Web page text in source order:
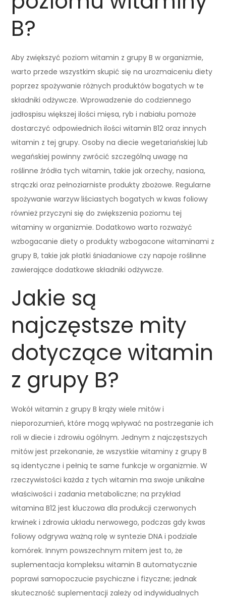
B?
Aby zwiększyć poziom witamin z grupy B w organizmie,
warto przede wszystkim skupić się na urozmaiceniu diety
poprzez spożywanie różnych produktów bogatych w te
składniki odżywcze. Wprowadzenie do codziennego
jadłospisu większej ilości mięsa, ryb i nabiału pomoże
dostarczyć odpowiednich ilości witamin B12 oraz innych
witamin z tej grupy. Osoby na diecie wegetariańskiej lub
wegańskiej powinny zwrócić szczególną uwagę na
roślinne źródła tych witamin, takie jak orzechy, nasiona,
strączki oraz pełnoziarniste produkty zbożowe. Regularne
spożywanie warzyw liściastych bogatych w kwas foliowy
również przyczyni się do zwiększenia poziomu tej
witaminy w organizmie. Dodatkowo warto rozważyć
wzbogacanie diety o produkty wzbogacone witaminami z
grupy B, takie jak płatki śniadaniowe czy napoje roślinne
zawierające dodatkowe składniki odżywcze.
Jakie są
najczęstsze mity
dotyczące witamin
z grupy B?
Wokół witamin z grupy B krąży wiele mitów i
nieporozumień, które mogą wpływać na postrzeganie ich
roli w diecie i zdrowiu ogólnym. Jednym z najczęstszych
mitów jest przekonanie, że wszystkie witaminy z grupy B
są identyczne i pełnią te same funkcje w organizmie. W
rzeczywistości każda z tych witamin ma swoje unikalne
właściwości i zadania metaboliczne; na przykład
witamina B12 jest kluczowa dla produkcji czerwonych
krwinek i zdrowia układu nerwowego, podczas gdy kwas
foliowy odgrywa ważną rolę w syntezie DNA i podziale
komórek. Innym powszechnym mitem jest to, że
suplementacja kompleksu witamin B automatycznie
poprawi samopoczucie psychiczne i fizyczne; jednak
skuteczność suplementacji zależy od indywidualnych